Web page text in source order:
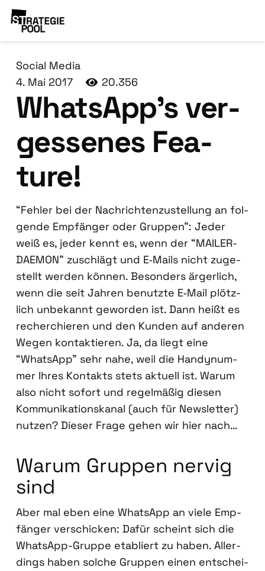
Social Media
4. Mai 2017
20.356
WhatsApp’s ver­
ges­se­nes Fea­
ture!
“Feh­ler bei der Nach­rich­ten­zu­stel­lung an fol­
gen­de Emp­fän­ger oder Grup­pen”: Jeder
weiß es, jeder kennt es, wenn der “MAILER-
DAEMON” zuschlägt und E‑Mails nicht zuge­
stellt wer­den kön­nen. Beson­ders ärger­lich,
wenn die seit Jah­ren benutz­te E‑Mail plötz­
lich unbe­kannt gewor­den ist. Dann heißt es
recher­chie­ren und den Kun­den auf ande­ren
Wegen kon­tak­tie­ren. Ja, da liegt eine
“Whats­App” sehr nahe, weil die Han­dy­num­
mer Ihres Kon­takts stets aktu­ell ist. War­um
also nicht sofort und regel­mä­ßig die­sen
Kom­mu­ni­ka­ti­ons­ka­nal (auch für News­let­ter)
nut­zen? Die­ser Fra­ge gehen wir hier nach…
War­um Grup­pen ner­vig
sind
Aber mal eben eine Whats­App an vie­le Emp­
fän­ger ver­schi­cken: Dafür scheint sich die
Whats­App-Grup­pe eta­bliert zu haben. Aller­
dings haben sol­che Grup­pen einen ent­schei­